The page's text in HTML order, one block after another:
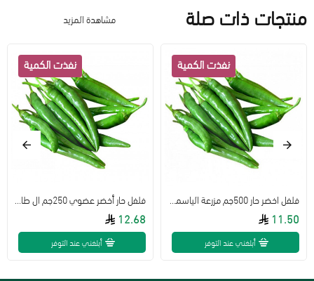
منتجات ذات صلة مشاهدة المزيد
11.50
أبلغني عند التوفر
12.68
أبلغني عند التوفر